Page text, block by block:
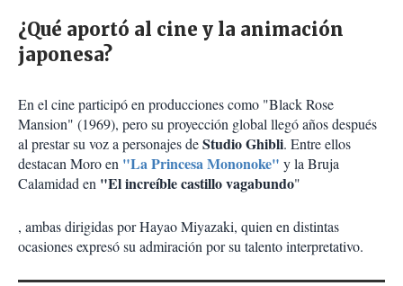
¿Qué aportó al cine y la animación
japonesa?
En el cine participó en producciones como "Black Rose
Mansion" (1969), pero su proyección global llegó años después
al prestar su voz a personajes deStudio Ghibli. Entre ellos
destacan Moro en "La Princesa Mononoke" y la Bruja
Calamidad en "El increíble castillo vagabundo"
, ambas dirigidas por Hayao Miyazaki, quien en distintas
ocasiones expresó su admiración por su talento interpretativo.